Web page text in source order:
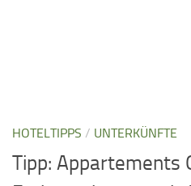
HOTELTIPPS / UNTERKÜNFTE
Tipp: Appartements